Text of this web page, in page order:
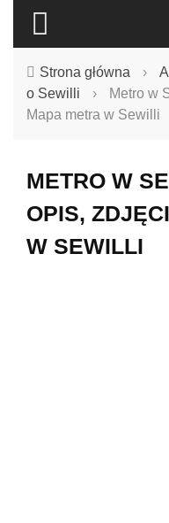
Strona główna ›
o Sewilli
›
Metro w
Mapa metra w Sewilli
METRO W
OPIS,
W SEWILLI